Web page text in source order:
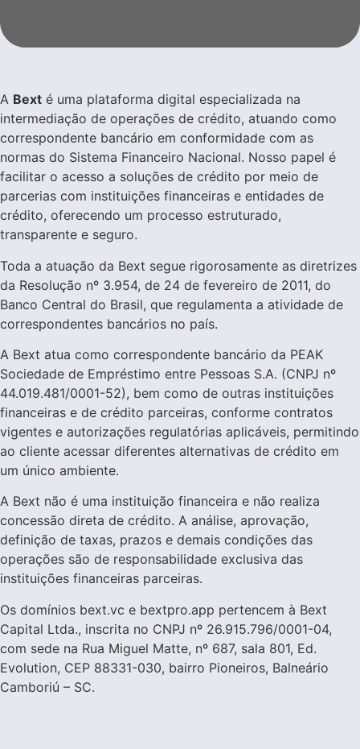
A Bext é uma plataforma digital especializada na
intermediação de operações de crédito, atuando como
correspondente bancário em conformidade com as
normas do Sistema Financeiro Nacional. Nosso papel é
facilitar o acesso a soluções de crédito por meio de
parcerias com instituições financeiras e entidades de
crédito, oferecendo um processo estruturado,
transparente e seguro.
Toda a atuação da Bext segue rigorosamente as diretrizes
da Resolução nº 3.954, de 24 de fevereiro de 2011, do
Banco Central do Brasil, que regulamenta a atividade de
correspondentes bancários no país.
A Bext atua como correspondente bancário da PEAK
Sociedade de Empréstimo entre Pessoas S.A. (CNPJ nº
44.019.481/0001-52), bem como de outras instituições
financeiras e de crédito parceiras, conforme contratos
vigentes e autorizações regulatórias aplicáveis, permitindo
ao cliente acessar diferentes alternativas de crédito em
um único ambiente.
A Bext não é uma instituição financeira e não realiza
concessão direta de crédito. A análise, aprovação,
definição de taxas, prazos e demais condições das
operações são de responsabilidade exclusiva das
instituições financeiras parceiras.
Os domínios bext.vc e bextpro.app pertencem à Bext
Capital Ltda., inscrita no CNPJ nº 26.915.796/0001-04,
com sede na Rua Miguel Matte, nº 687, sala 801, Ed.
Evolution, CEP 88331-030, bairro Pioneiros, Balneário
Camboriú – SC.